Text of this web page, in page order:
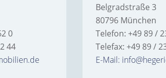
0
44
Belgradstraße 3
80796 München
Telefon: +49 89 /
Telefax: +49 89 /
E-Mail: